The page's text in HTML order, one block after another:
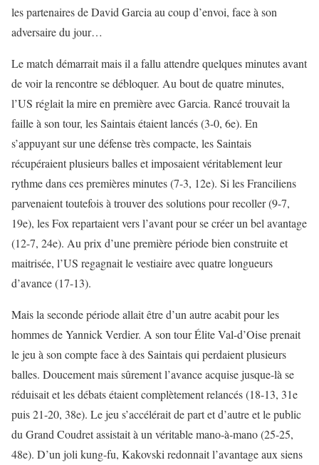
les partenaires de David Garcia au coup d’envoi, face à son
adversaire du jour…
Le match démarrait mais il a fallu attendre quelques minutes avant
de voir la rencontre se débloquer. Au bout de quatre minutes,
l’US réglait la mire en première avec Garcia. Rancé trouvait la
faille à son tour, les Saintais étaient lancés (3-0, 6e). En
s’appuyant sur une défense très compacte, les Saintais
récupéraient plusieurs balles et imposaient véritablement leur
rythme dans ces premières minutes (7-3, 12e). Si les Franciliens
parvenaient toutefois à trouver des solutions pour recoller (9-7,
19e), les Fox repartaient vers l’avant pour se créer un bel avantage
(12-7, 24e). Au prix d’une première période bien construite et
maitrisée, l’US regagnait le vestiaire avec quatre longueurs
d’avance (17-13).
Mais la seconde période allait être d’un autre acabit pour les
hommes de Yannick Verdier. A son tour Élite Val-d’Oise prenait
le jeu à son compte face à des Saintais qui perdaient plusieurs
balles. Doucement mais sûrement l’avance acquise jusque-là se
réduisait et les débats étaient complètement relancés (18-13, 31e
puis 21-20, 38e). Le jeu s’accélérait de part et d’autre et le public
du Grand Coudret assistait à un véritable mano-à-mano (25-25,
48e). D’un joli kung-fu, Kakovski redonnait l’avantage aux siens